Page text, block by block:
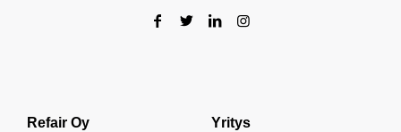
Refair Oy Yritys